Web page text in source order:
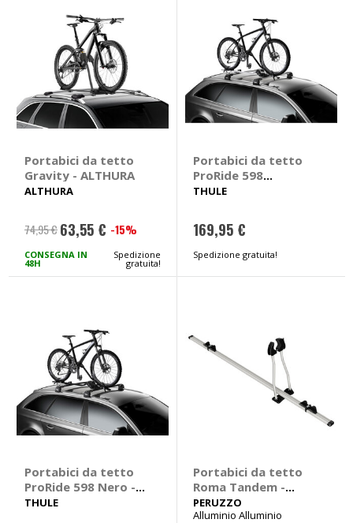
Portabici da tetto
Gravity - ALTHURA
ALTHURA
74,95 € Prezzo
speciale
63,55 € -15%
CONSEGNA IN
48H
Spedizione
gratuita!
Portabici da tetto
ProRide 598
Alluminio - THULE
THULE
169,95 €
Spedizione gratuita!
Portabici da tetto
ProRide 598 Nero -
THULE
THULE
Portabici da tetto
Roma Tandem -
PERUZZO
PERUZZO
Alluminio Alluminio